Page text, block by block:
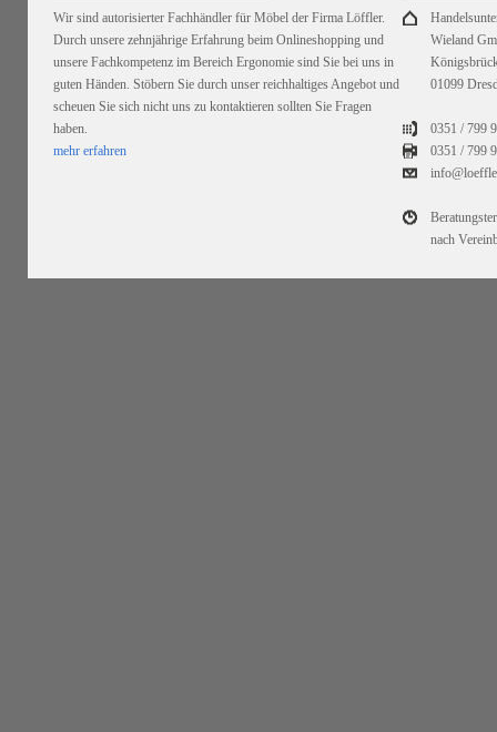
Wir sind autorisierter Fachhändler für Möbel der Firma Löffler.
Durch unsere zehnjährige Erfahrung beim Onlineshopping und
unsere Fachkompetenz im Bereich Ergonomie sind Sie bei uns in
guten Händen. Stöbern Sie durch unser reichhaltiges Angebot und
scheuen Sie sich nicht uns zu kontaktieren sollten Sie Fragen
haben.
mehr erfahren
Wieland
01099
0351 / 799
0351 /799
nach